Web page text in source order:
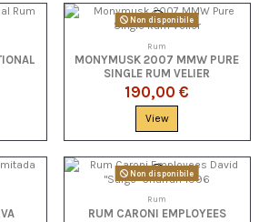
Non disponibile
Rum
MONYMUSK 2007 MMW PURE
SINGLE RUM VELIER
190,00 €
View
Non disponibile
Rum
RUM CARONI EMPLOYEES